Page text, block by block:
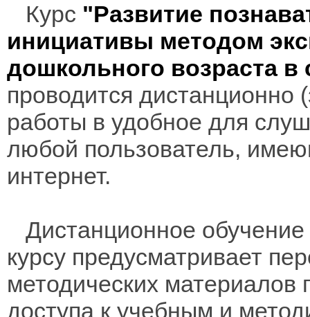
Курс "Развитие
инициативы методом
дошкольного возраста
проводится дистанционно
работы в удобное для
любой пользователь,
интернет.
Дистанционное
курсу предусматривает
методических материалов
доступа к учебным и